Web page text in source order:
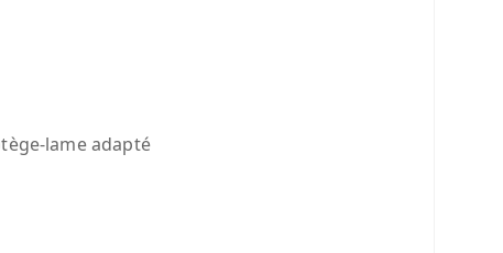
lame adapté